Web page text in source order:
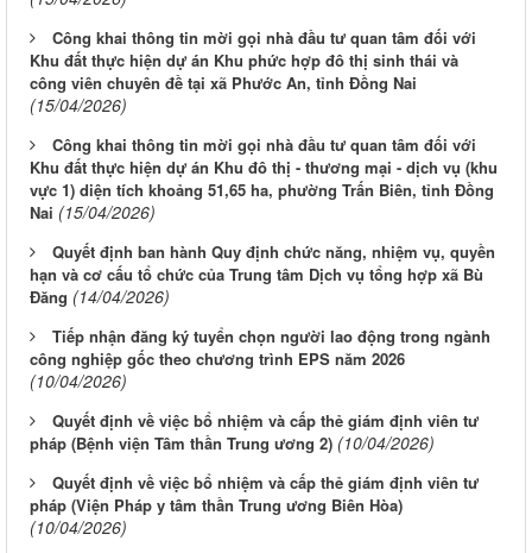
Công khai thông tin mời gọi nhà đầu tư quan tâm đối với
Khu đất thực hiện dự án Khu phức hợp đô thị sinh thái và
công viên chuyên đề tại xã Phước An, tỉnh Đồng Nai
(15/04/2026)
Công khai thông tin mời gọi nhà đầu tư quan tâm đối với
Khu đất thực hiện dự án Khu đô thị - thương mại - dịch vụ (khu
vực 1) diện tích khoảng 51,65 ha, phường Trấn Biên, tỉnh Đồng
Nai (15/04/2026)
Quyết định ban hành Quy định chức năng, nhiệm vụ, quyền
hạn và cơ cấu tổ chức của Trung tâm Dịch vụ tổng hợp xã Bù
Đăng (14/04/2026)
Tiếp nhận đăng ký tuyển chọn người lao động trong ngành
công nghiệp gốc theo chương trình EPS năm 2026
(10/04/2026)
Quyết định về việc bổ nhiệm và cấp thẻ giám định viên tư
pháp (Bệnh viện Tâm thần Trung ương 2) (10/04/2026)
Quyết định về việc bổ nhiệm và cấp thẻ giám định viên tư
pháp (Viện Pháp y tâm thần Trung ương Biên Hòa)
(10/04/2026)